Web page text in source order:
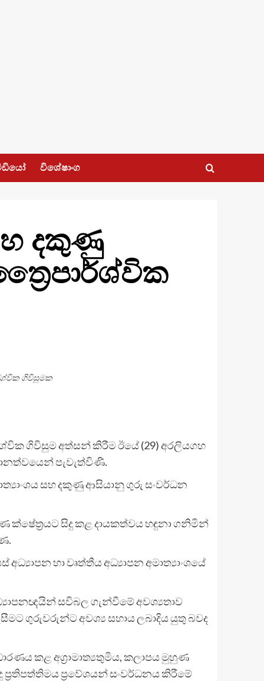
විශේෂාංග
දකුණු
ගිවිසුමක
ගිවිසුම අත්සන් කිරීම ඊයේ (29) අරලියගහ
පැවැත්විණි.
සහ දකුණු ආසියානු ගුරු සංවර්ධන
ක්ෂේත්‍රයට සිදු කළ දායකත්වය හඳුනා ගනිමින්
අධ්‍යාපන හා වෘත්තීය අධ්‍යාපන අමාත්‍යාංශයේ
සවිබල ගැන්වීමේ අවශ්‍යතාව
ගුරුවරුන්ට අවශ්‍ය සහාය ලබාදිය යුතු බවද
කළ අග්‍රාමාත්‍යතුමිය, කලාපය මුහුණ
ප්‍රවේශයන් සංවර්ධනය කිරීමේ